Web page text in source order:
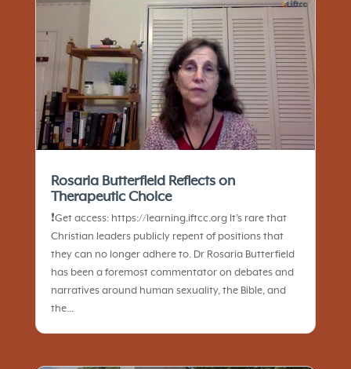
Rosaria Butterfield Reflects on
Therapeutic Choice
❗️Get access: https://learning.iftcc.org It’s rare that
Christian leaders publicly repent of positions that
they can no longer adhere to. Dr Rosaria Butterfield
has been a foremost commentator on debates and
narratives around human sexuality, the Bible, and
the...